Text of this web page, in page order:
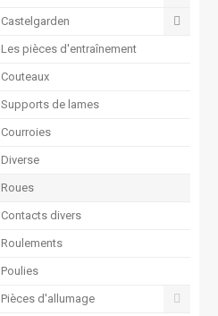
Castelgarden
Les pièces d'entraînement
Couteaux
Supports de lames
Courroies
Diverse
Roues
Contacts divers
Roulements
Poulies
Pièces d'allumage